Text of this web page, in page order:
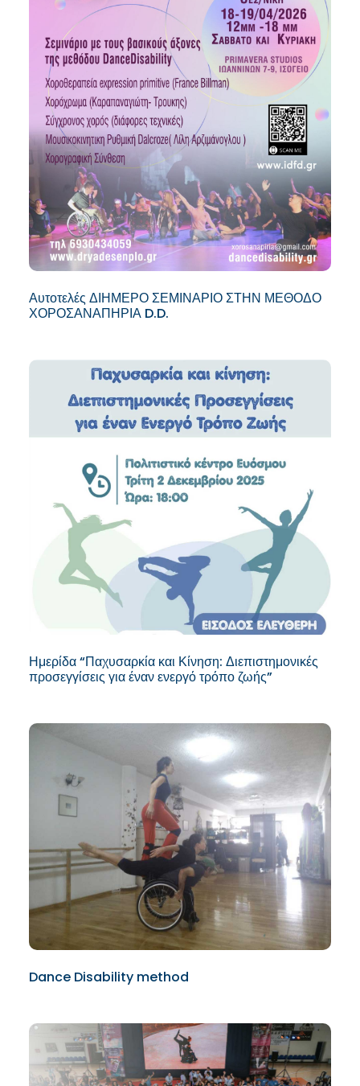
Αυτοτελές ΔΙΗΜΕΡΟ ΣΕΜΙΝΑΡΙΟ ΣΤΗΝ ΜΕΘΟΔΟ
ΧΟΡΟΣΑΝΑΠΗΡΙΑ D.D.
Ημερίδα “Παχυσαρκία και Κίνηση: Διεπιστημονικές
προσεγγίσεις για έναν ενεργό τρόπο ζωής”
Dance Disability method